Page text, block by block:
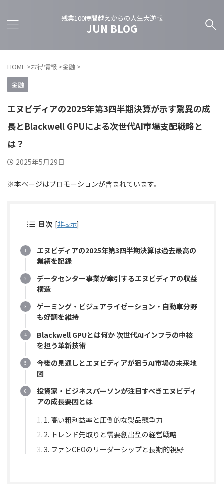
残業100時間越えからの人生大逆転
JUN BLOG
HOME >お得情報 >金融 >
金融
エヌビディアの2025年第3四半期決算が示す驚異の成
長とBlackwell GPUによる次世代AI市場支配戦略と
は？
2025年5月29日
※本ページはプロモーションが含まれています。
目次 [非表示]
エヌビディアの2025年第3四半期決算は過去最高の
業績を記録
データセンター事業が牽引するエヌビディアの収益
構造
ゲーミング・ビジュアライゼーション・自動車分野
も好調を維持
Blackwell GPUとは何か 次世代AIインフラの中核
を担う革新技術
今後の見通しとエヌビディアが狙うAI市場の未来地
図
投資家・ビジネスパーソンが注目すべきエヌビディ
アの成長要因とは
1. 高い粗利益率と圧倒的な製品競争力
2. トレンド先取りと需要創出型の経営戦略
3. ファンCEOのリーダーシップと長期的視野